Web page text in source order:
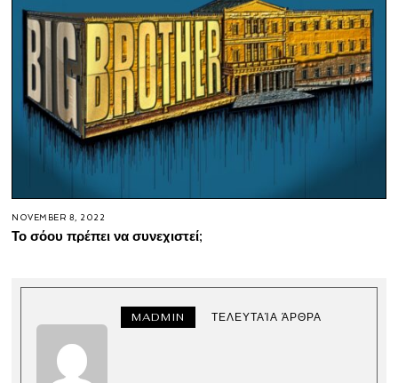
NOVEMBER 8, 2022
Το σόου πρέπει να συνεχιστεί;
MADMIN ΤΕΛΕΥΤΑΊΑ ΆΡΘΡΑ